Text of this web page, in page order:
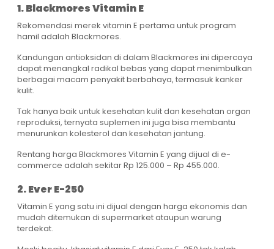
1. Blackmores Vitamin E
Rekomendasi merek vitamin E pertama untuk program
hamil adalah Blackmores.
Kandungan antioksidan di dalam Blackmores ini dipercaya
dapat menangkal radikal bebas yang dapat menimbulkan
berbagai macam penyakit berbahaya, termasuk kanker
kulit.
Tak hanya baik untuk kesehatan kulit dan kesehatan organ
reproduksi, ternyata suplemen ini juga bisa membantu
menurunkan kolesterol dan kesehatan jantung.
Rentang harga Blackmores Vitamin E yang dijual di e-
commerce adalah sekitar Rp 125.000 – Rp 455.000.
2. Ever E-250
Vitamin E yang satu ini dijual dengan harga ekonomis dan
mudah ditemukan di supermarket ataupun warung
terdekat.